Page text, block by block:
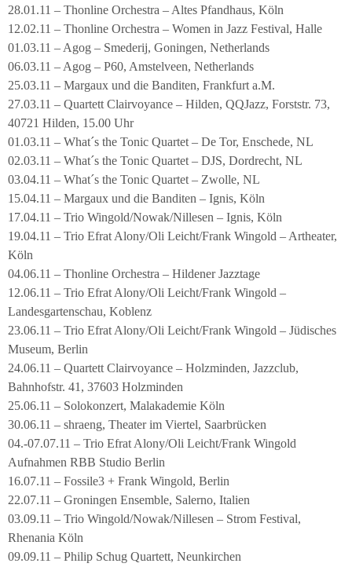
28.01.11 – Thonline Orchestra – Altes Pfandhaus, Köln
12.02.11 – Thonline Orchestra – Women in Jazz Festival, Halle
01.03.11 – Agog – Smederij, Goningen, Netherlands
06.03.11 – Agog – P60, Amstelveen, Netherlands
25.03.11 – Margaux und die Banditen, Frankfurt a.M.
27.03.11 – Quartett Clairvoyance – Hilden, QQJazz, Forststr. 73,
40721 Hilden, 15.00 Uhr
01.03.11 – What´s the Tonic Quartet – De Tor, Enschede, NL
02.03.11 – What´s the Tonic Quartet – DJS, Dordrecht, NL
03.04.11 – What´s the Tonic Quartet – Zwolle, NL
15.04.11 – Margaux und die Banditen – Ignis, Köln
17.04.11 – Trio Wingold/Nowak/Nillesen – Ignis, Köln
19.04.11 – Trio Efrat Alony/Oli Leicht/Frank Wingold – Artheater,
Köln
04.06.11 – Thonline Orchestra – Hildener Jazztage
12.06.11 – Trio Efrat Alony/Oli Leicht/Frank Wingold –
Landesgartenschau, Koblenz
23.06.11 – Trio Efrat Alony/Oli Leicht/Frank Wingold – Jüdisches
Museum, Berlin
24.06.11 – Quartett Clairvoyance – Holzminden, Jazzclub,
Bahnhofstr. 41, 37603 Holzminden
25.06.11 – Solokonzert, Malakademie Köln
30.06.11 – shraeng, Theater im Viertel, Saarbrücken
04.-07.07.11 – Trio Efrat Alony/Oli Leicht/Frank Wingold
Aufnahmen RBB Studio Berlin
16.07.11 – Fossile3 + Frank Wingold, Berlin
22.07.11 – Groningen Ensemble, Salerno, Italien
03.09.11 – Trio Wingold/Nowak/Nillesen – Strom Festival,
Rhenania Köln
09.09.11 – Philip Schug Quartett, Neunkirchen